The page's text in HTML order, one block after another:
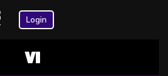
Login
VI